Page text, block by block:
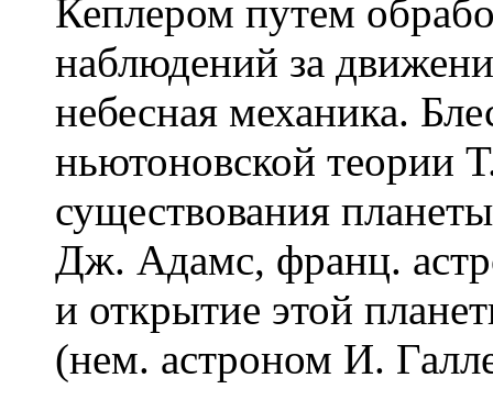
Кеплером путем
наблюдений за
небесная механика.
ньютоновской теории
существования
Дж. Адамс, франц.
и открытие этой
(нем. астроном И.